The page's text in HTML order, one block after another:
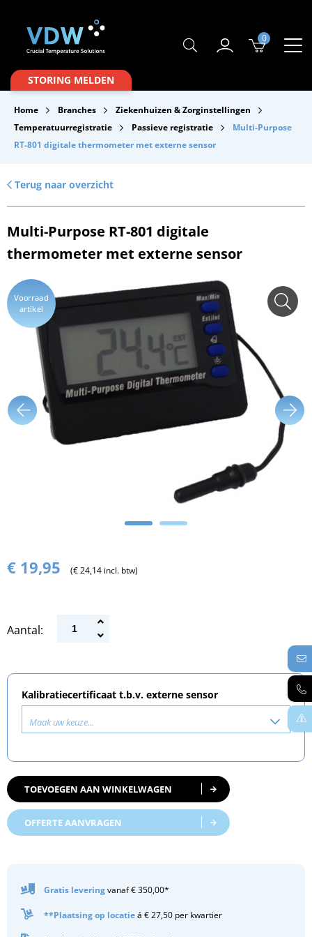
Producten
Branches
Merken
Over VDW
Service & Onderhoud
Downloads
0
STORING MELDEN
Home Branches
Ziekenhuizen & Zorginstellingen
Temperatuurregistratie
Passieve registratie
Multi-Purpose
RT-801 digitale thermometer met externe sensor
Terug naar overzicht
Multi-Purpose RT-801 digitale
thermometer met externe sensor
Voorraad
artikel
€ 19,95 (€ 24,14 incl. btw)
Aantal:
Kalibratiecertificaat t.b.v. externe sensor
Maak uw keuze...
TOEVOEGEN AAN WINKELWAGEN
OFFERTE AANVRAGEN
Gratis leveringvanaf € 350,00*
**Plaatsing op locatieá € 27,50 per kwartier